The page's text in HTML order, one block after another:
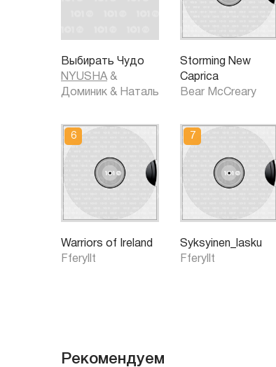
Выбирать Чудо
NYUSHA &
Доминик & Наталь
Storming New
Caprica
Bear McCreary
Warriors of Ireland
Fferyllt
Syksyinen_lasku
Fferyllt
Рекомендуем